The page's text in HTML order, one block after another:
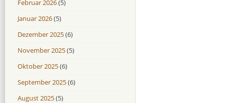
Februar 2026(5)
Januar 2026(5)
Dezember 2025(6)
November 2025(5)
Oktober 2025(6)
September 2025(6)
August 2025(5)